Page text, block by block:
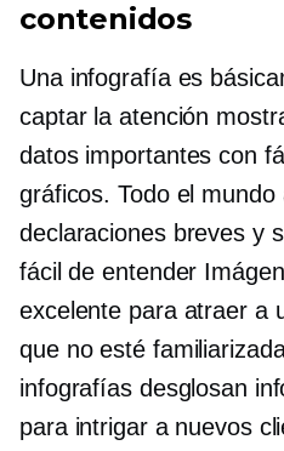
contenidos
Una infografía es
captar la atención
datos importantes con
gráficos. Todo el
declaraciones breves y
fácil de entender
excelente para atraer a
que no esté
infografías desglosan
para intrigar a nuevos